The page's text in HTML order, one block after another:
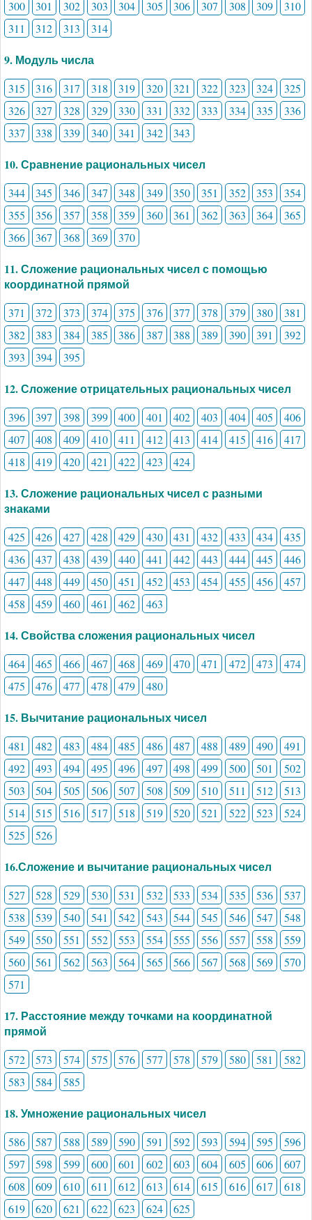
300
301 302 303 304 305 306 307 308 309
310
311
312 313 314
9. Модуль числа
315 316 317 318 319 320 321 322 323 324
325
326
327 328 329 330 331 332 333 334 335
336
337
338 339 340 341 342 343
10. Сравнение рациональных чисел
344 345 346 347 348 349 350 351 352 353
354
355
356 357 358 359 360 361 362 363 364
365
366
367 368 369 370
11. Сложение рациональных чисел с помощью
координатной прямой
371 372 373 374 375 376 377 378 379 380
381
382
383 384 385 386 387 388 389 390 391
392
393
394 395
12. Сложение отрицательных рациональных чисел
396 397 398 399 400 401 402 403 404 405
406
407
408 409 410 411 412 413 414 415 416
417
418
419 420 421 422 423 424
13. Сложение рациональных чисел с разными
знаками
425 426 427 428 429 430 431 432 433 434
435
436
437 438 439 440 441 442 443 444 445
446
447
448 449 450 451 452 453 454 455 456
457
458
459 460 461 462 463
14. Свойства сложения рациональных чисел
464 465 466 467 468 469 470 471 472 473
474
475
476 477 478 479 480
15. Вычитание рациональных чисел
481 482 483 484 485 486 487 488 489 490
491
492
493 494 495 496 497 498 499 500 501
502
503
504 505 506 507 508 509 510 511 512
513
514
515 516 517 518 519 520 521 522 523
524
525
526
16.Сложение и вычитание рациональных чисел
527 528 529 530 531 532 533 534 535 536
537
538
539 540 541 542 543 544 545 546 547
548
549
550 551 552 553 554 555 556 557 558
559
560
561 562 563 564 565 566 567 568 569
570
571
17. Расстояние между точками на координатной
прямой
572 573 574 575 576 577 578 579 580 581
582
583
584 585
18. Умножение рациональных чисел
586 587 588 589 590 591 592 593 594 595
596
597
598 599 600 601 602 603 604 605 606
607
608
609 610 611 612 613 614 615 616 617
618
619
620 621 622 623 624 625